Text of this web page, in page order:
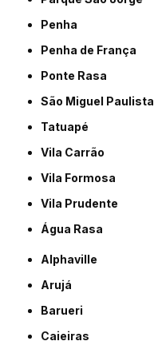
Penha
Penha de França
Ponte Rasa
São Miguel Paulista
Tatuapé
Vila Carrão
Vila Formosa
Vila Prudente
Água Rasa
Alphaville
Arujá
Barueri
Caieiras